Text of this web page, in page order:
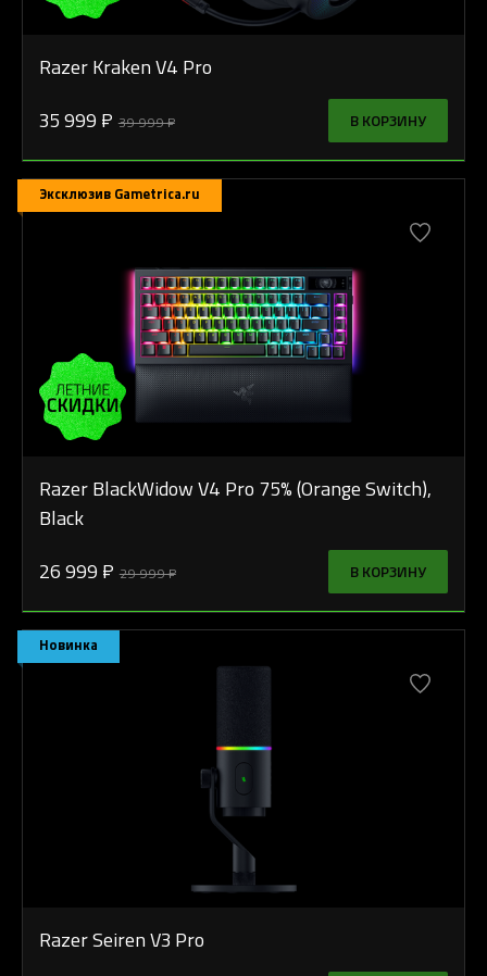
Razer Kraken V4 Pro
35 999 ₽ 39 999 ₽ В КОРЗИНУ
Эксклюзив Gametrica.ru
Razer BlackWidow V4 Pro 75% (Orange Switch),
Black
26 999 ₽ 29 999 ₽ В КОРЗИНУ
Новинка
Razer Seiren V3 Pro